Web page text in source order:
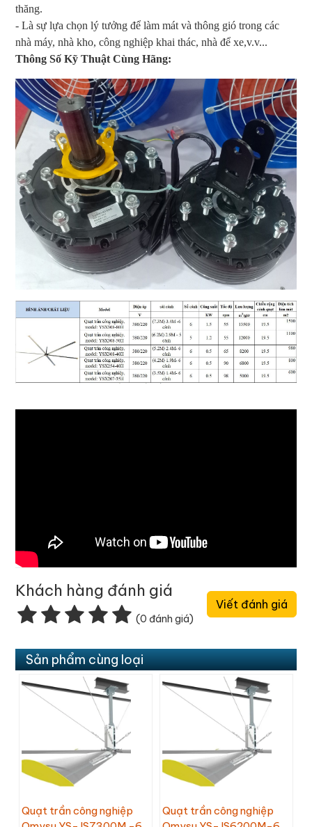
thăng.
- Là sự lựa chọn lý tưởng để làm mát và thông gió trong các
nhà máy, nhà kho, công nghiệp khai thác, nhà để xe,v.v...
Thông Số Kỹ Thuật Cùng Hãng:
Khách hàng đánh giá
(0 đánh giá)
Viết đánh giá
Sản phẩm cùng loại
Quạt trần công nghiệp
Quạt trần công nghiệp